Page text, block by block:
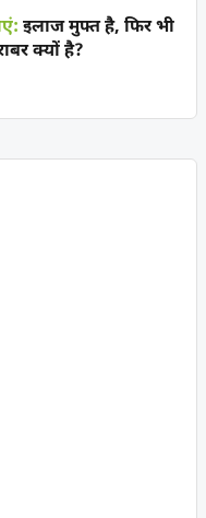
इलाज मुफ्त है, फिर भी
क्यों है?